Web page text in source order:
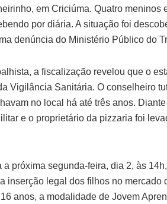
em Criciúma. Quatro meninos
por diária. A situação foi
denúncia do Ministério Público do
a fiscalização revelou que o
Vigilância Sanitária. O conselheiro
no local há até três anos.
e o proprietário da pizzaria foi
a próxima segunda-feira, dia 2, às
inserção legal dos filhos no mercado
anos, a modalidade de Jovem